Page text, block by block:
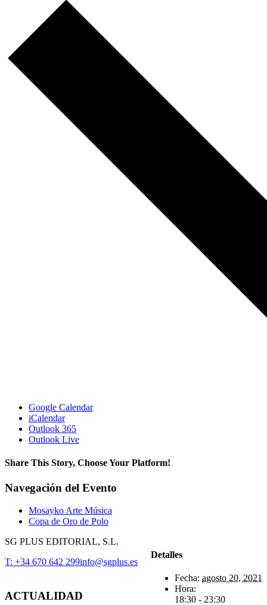
Google Calendar
iCalendar
Outlook 365
Outlook Live
Share This Story, Choose Your Platform!
Facebook
X
Reddit
LinkedIn
WhatsApp
Telegram
Tumblr
Pinterest
Vk
Xing
Correo
electrónico
Navegación del Evento
Mosayko Arte Música
Copa de Oro de Polo
Detalles
Fecha: agosto 20, 2021
Hora:
18:30 - 23:30
SG PLUS EDITORIAL, S.L.
T: +34 670 642 299info@sgplus.es
ACTUALIDAD